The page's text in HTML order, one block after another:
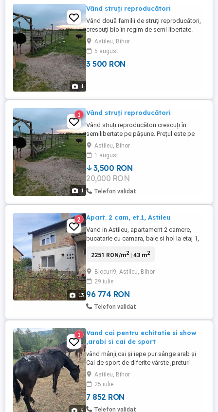
1
Vând struți reproducători
Vând două familii de struți reproducători,
crescuți bio în regim de semi libertate.
Prețul este pe bucată.
Astileu, Bihor
5 august
3 500 RON
1
1 Vând struți reproducători
Vând struți reproducători crescuți în
semilibertate pe pășune. Prețul este pe
bucată.
Astileu, Bihor
1 august
3,500 RON
20,000 RON
Telefon validat
13
2 Apart. 2 cam, et.1, Astileu
Vand in Astileu, apartament 2 camere,
bucatarie cu camara, baie si hol la etaj 1,
constructie anexa magazie de lemne si
sunt sobe de teracota. Incalzirea se face
cu lemne Liber de orice sarcini. Se poate
ocupa imediat. ...
2251 RON/m2| 43 m2
Blocuri9, Astileu, Bihor
29 iulie
96 774 RON
Telefon validat
5
1
Vand cai pentru echitatie si show
,arabi si cai de sport
vând mânji,cai și iepe pur sânge arab și
Cai de sport de diferite vârste ,preturi
incepand de la 1500 eur,mai mu6fetalii la
telefon
Astileu, Bihor
25 iulie
7 852 RON
Telefon validat